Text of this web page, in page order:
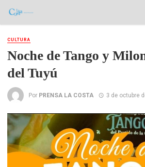
CULTURA
Noche de Tango y
del Tuyú
Por PRENSA LA COSTA 3 de octubre